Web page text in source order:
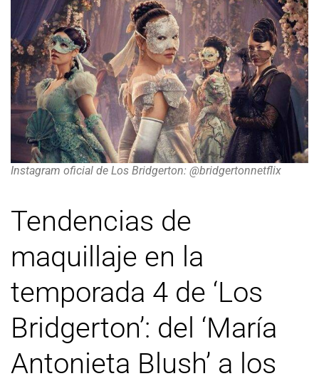
Instagram oficial de Los Bridgerton: @bridgertonnetflix
Tendencias de
maquillaje en la
temporada 4 de ‘Los
Bridgerton’: del ‘María
Antonieta Blush’ a los